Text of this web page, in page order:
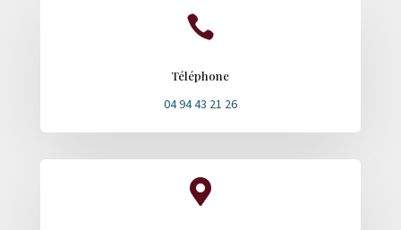

Téléphone
04 94 43 21 26
